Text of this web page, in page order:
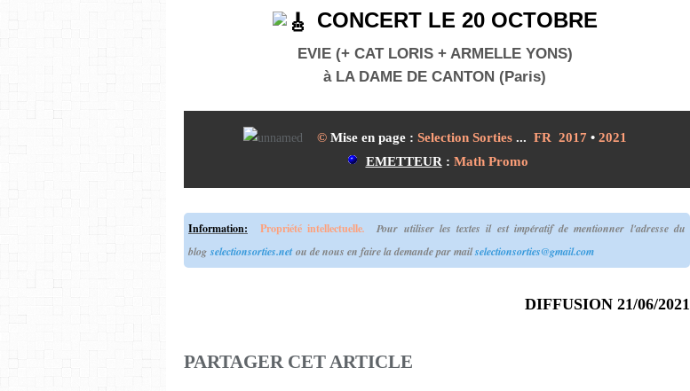
CONCERT LE 20 OCTOBRE
EVIE (+ CAT LORIS + ARMELLE YONS)
à LA DAME DE CANTON (Paris)
© Mise en page : Selection Sorties ... FR 2017 • 2021
EMETTEUR : Math Promo
Information: Propriété intellectuelle. Pour utiliser les textes il est impératif de mentionner l'adresse du
blog selectionsorties.net ou de nous en faire la demande par mailselectionsorties@gmail.com
DIFFUSION 21/06/2021
PARTAGER CET ARTICLE